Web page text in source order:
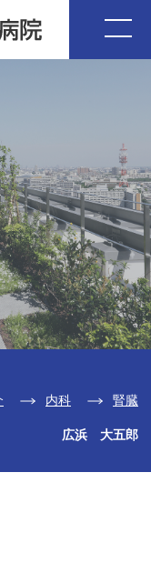
内科 腎臓
広浜 大五郎